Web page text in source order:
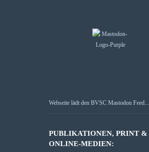
Webseite lädt den BVSC Mastodon Feed...
PUBLIKATIONEN, PRINT &
ONLINE-MEDIEN: